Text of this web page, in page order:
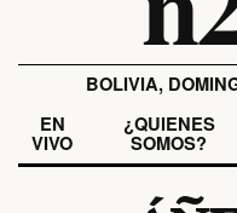
BOLIVIA,
EN
VIVO
¿QUIENES
SOMOS?